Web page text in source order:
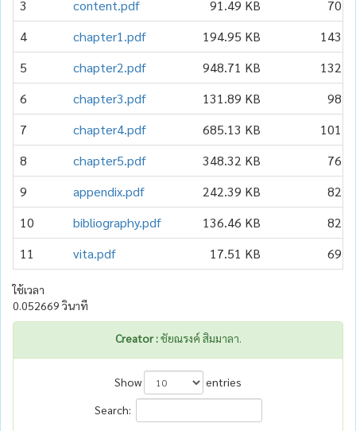
3
content.pdf 91.49 KB 70
4
chapter1.pdf 194.95 KB 143
5
chapter2.pdf 948.71 KB 132
6
chapter3.pdf 131.89 KB 98
7
chapter4.pdf 685.13 KB 101
8
chapter5.pdf 348.32 KB 76
9
appendix.pdf 242.39 KB 82
10
bibliography.pdf 136.46 KB 82
11
vita.pdf 17.51 KB 69
ใช้เวลา
0.052669 วินาที
Creator :ชัยณรงค์ สิมมาลา.
Show
entries
Search: